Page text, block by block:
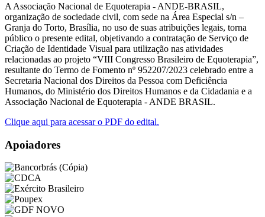
A Associação Nacional de Equoterapia - ANDE-BRASIL,
organização de sociedade civil, com sede na Área Especial s/n –
Granja do Torto, Brasília, no uso de suas atribuições legais, torna
público o presente edital, objetivando a contratação de Serviço de
Criação de Identidade Visual para utilização nas atividades
relacionadas ao projeto “VIII Congresso Brasileiro de Equoterapia”,
resultante do Termo de Fomento nº 952207/2023 celebrado entre a
Secretaria Nacional dos Direitos da Pessoa com Deficiência
Humanos, do Ministério dos Direitos Humanos e da Cidadania e a
Associação Nacional de Equoterapia - ANDE BRASIL.
Clique aqui para acessar o PDF do edital.
Apoiadores